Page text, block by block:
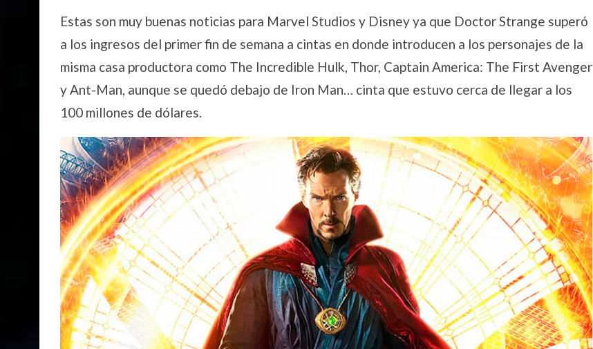
Estas son muy buenas noticias para Marvel Studios y Disney ya que Doctor Strange superó
a los ingresos del primer fin de semana a cintas en donde introducen a los personajes de la
misma casa productora como The Incredible Hulk, Thor, Captain America: The First Avenger
y Ant-Man, aunque se quedó debajo de Iron Man… cinta que estuvo cerca de llegar a los
100 millones de dólares.